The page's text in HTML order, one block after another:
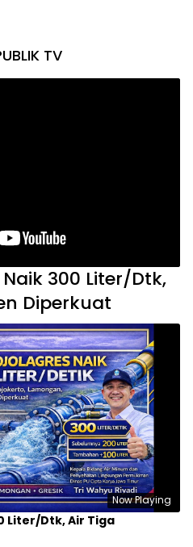
TV
300 Liter/Dtk,
Diperkuat
Now Playing
Liter/Dtk, Air Tiga